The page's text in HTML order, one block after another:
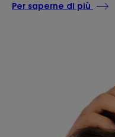
Per saperne di più